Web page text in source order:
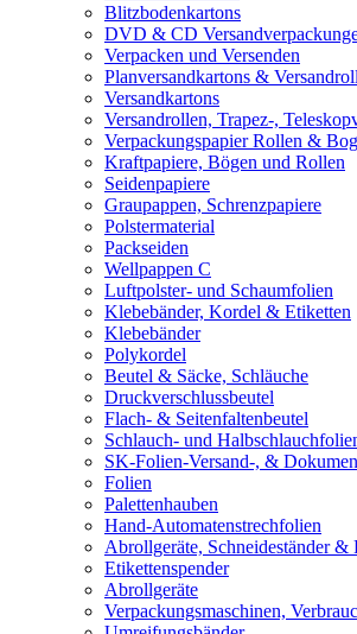
Blitzbodenkartons
DVD & CD
Verpacken und Versenden
Planversandkartons &
Versandkartons
Versandrollen, Trapez-,
Verpackungspapier Rollen &
Kraftpapiere, Bögen und Rollen
Seidenpapiere
Graupappen, Schrenzpapiere
Polstermaterial
Packseiden
Wellpappen C
Luftpolster- und Schaumfolien
Klebebänder, Kordel & Etiketten
Klebebänder
Polykordel
Beutel & Säcke, Schläuche
Druckverschlussbeutel
Flach- & Seitenfaltenbeutel
Schlauch- und
SK-Folien-Versand-, &
Folien
Palettenhauben
Hand-Automatenstrechfolien
Abrollgeräte, Schneideständer &
Etikettenspender
Abrollgeräte
Verpackungsmaschinen,